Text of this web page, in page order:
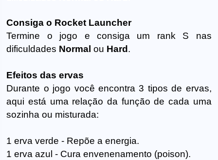
Consiga o Rocket Launcher
Termine o jogo e consiga um rank S nas
dificuldades Normal ou Hard .
Efeitos das ervas
Durante o jogo você encontra 3 tipos de ervas,
aqui está uma relação da função de cada uma
sozinha ou misturada:
1 erva verde - Repõe a energia.
1 erva azul - Cura envenenamento (poison).